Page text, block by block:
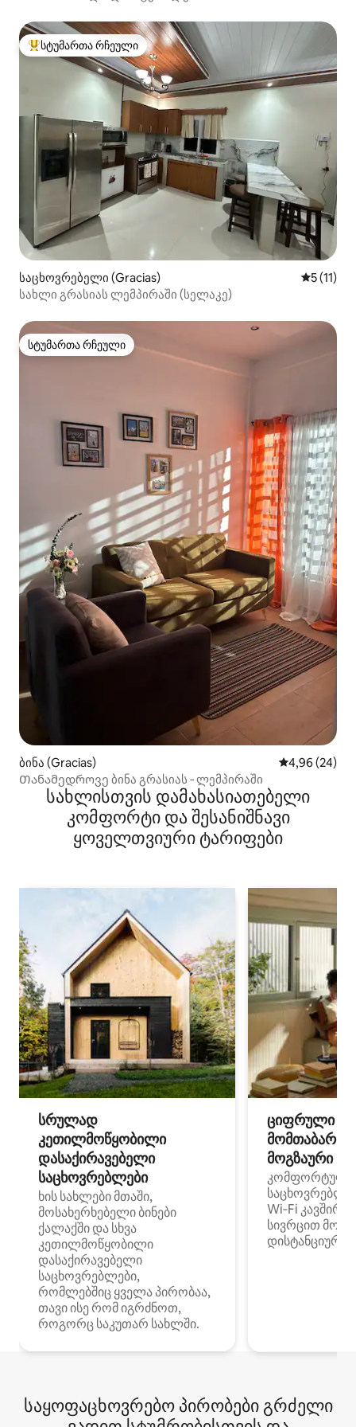
სტუმართა რჩეული მოწინავე ვარიანტი
სტუმართა რჩეული
საცხოვრებელი (Gracias) საშუალო
5 (11)
სახლი გრასიას ლემპირაში (სელაკე)
სტუმართა რჩეული
სტუმართა რჩეული
ბინა (Gracias) საშუალო
4,96 (24)
Თანამედროვე ბინა გრასიას ‑ ლემპირაში
სახლისთვის დამახასიათებელი
კომფორტი და შესანიშნავი
ყოველთვიური ტარიფები
სრულად
კეთილმოწყობილი
დასაქირავებელი
საცხოვრებლები
ხის სახლები მთაში,
მოსახერხებელი ბინები
ქალაქში და სხვა
კეთილმოწყობილი
დასაქირავებელი
საცხოვრებლები,
რომლებშიც ყველა პირობაა,
თავი ისე რომ იგრძნოთ,
როგორც საკუთარ სახლში.
ციფრული
მოგზაური
კომფორტული
Wi‑Fi
სივრცით
დისტანციური
საყოფაცხოვრებო პირობები გრძელი